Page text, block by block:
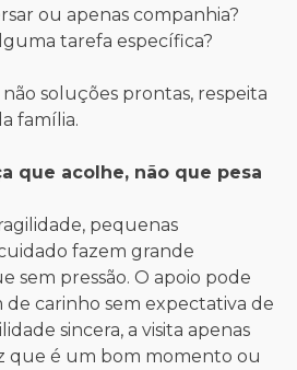
ou apenas companhia?
tarefa específica?
soluções prontas, respeita
família.
que acolhe, não que pesa
pequenas
fazem grande
sem pressão. O apoio pode
de carinho sem expectativa de
sincera, a visita apenas
que é um bom momento ou